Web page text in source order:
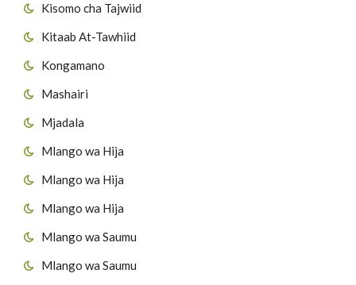
Kisomo cha Tajwiid
Kitaab At-Tawhiid
Kongamano
Mashairi
Mjadala
Mlango wa Hija
Mlango wa Hija
Mlango wa Hija
Mlango wa Saumu
Mlango wa Saumu